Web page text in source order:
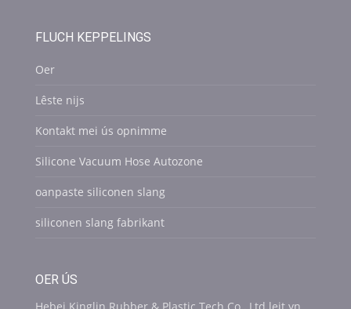
FLUCH KEPPELINGS
Oer
Lêste nijs
Kontakt mei ús opnimme
Silicone Vacuum Hose Autozone
oanpaste siliconen slang
siliconen slang fabrikant
OER ÚS